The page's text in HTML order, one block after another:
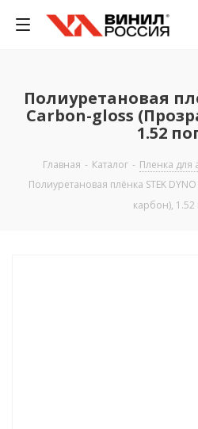
Полиуретановая
Carbon-gloss
1.52
Главная - Каталог - Пленка для
Полиуретановая плёнка STEK
карбон), 1.52